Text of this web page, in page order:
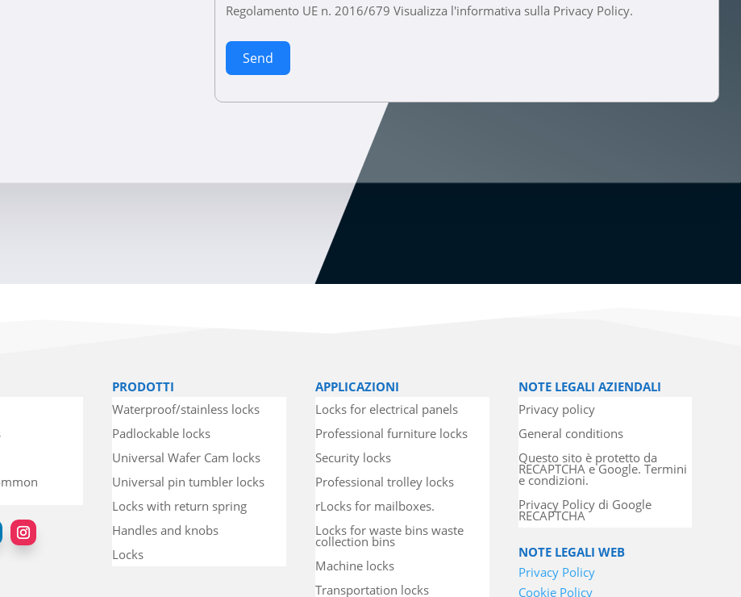
Regolamento UE n. 2016/679 Visualizza l'informativa sulla Privacy Policy.
Send
PRODOTTI
Waterproof/stainless locks
Padlockable locks
Universal Wafer Cam locks
Universal pin tumbler locks
Locks with return spring
Handles and knobs
Locks
APPLICAZIONI
Locks for electrical panels
Professional furniture locks
Security locks
Professional trolley locks
rLocks for mailboxes.
Locks for waste bins waste
collection bins
Machine locks
Transportation locks
NOTE LEGALI AZIENDALI
Privacy policy
General conditions
Questo sito è protetto da
RECAPTCHA e Google. Termini
e condizioni.
Privacy Policy di Google
RECAPTCHA
NOTE LEGALI WEB
Privacy Policy
Cookie Policy